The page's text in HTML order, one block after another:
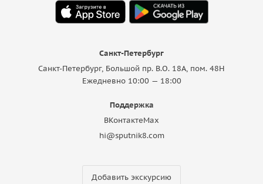
Санкт-Петербург
Санкт-Петербург, Большой пр. В.О. 18A, пом. 48Н
Ежедневно 10:00 — 18:00
Поддержка
ВКонтактеMax
hi@sputnik8.com
Добавить экскурсию